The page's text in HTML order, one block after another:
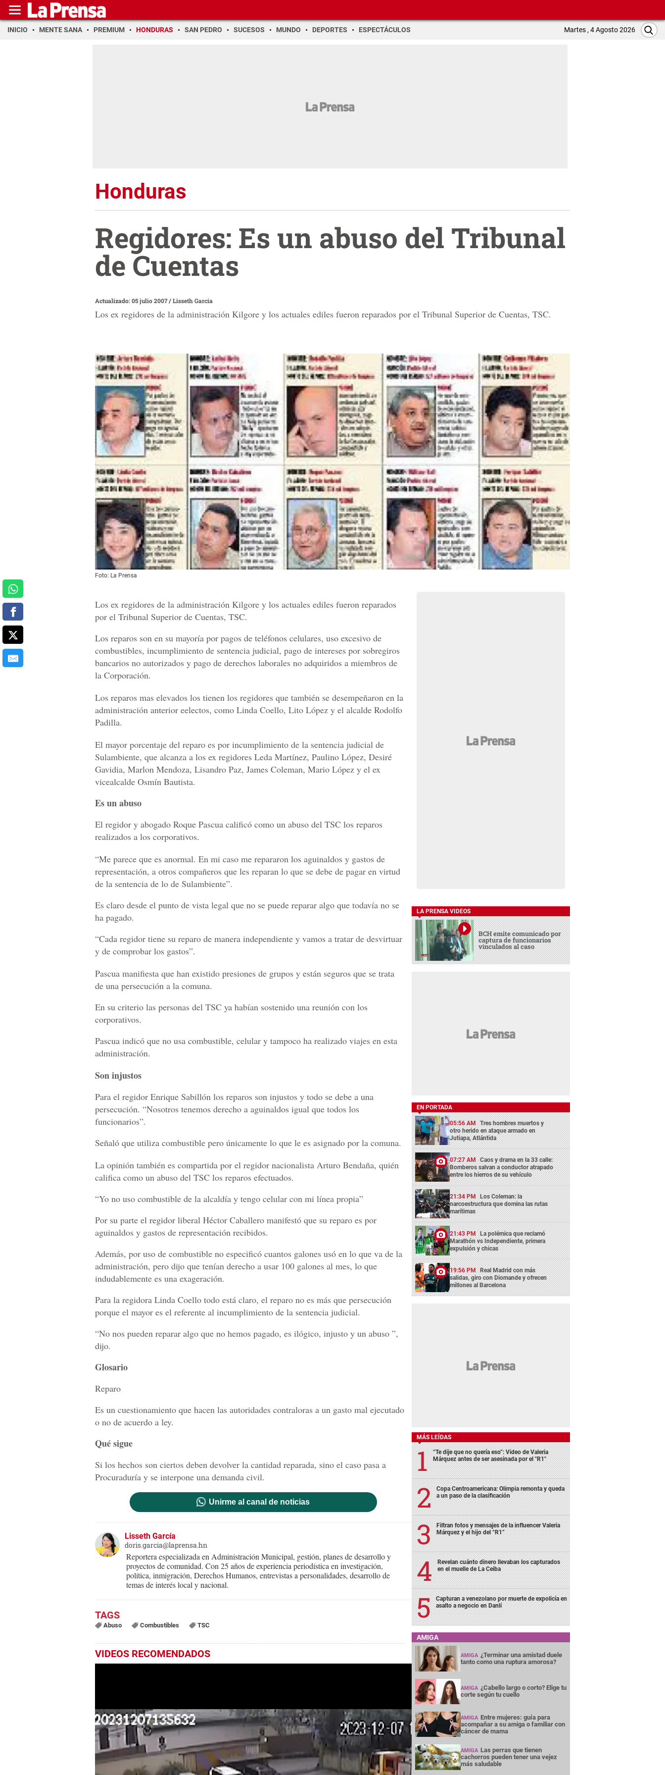
INICIO MENTE SANA PREMIUM HONDURAS SAN PEDRO SUCESOS MUNDO DEPORTES ESPECTÁCULOS Martes , 4 Agosto 2026
Honduras
Regidores: Es un abuso del Tribunal
de Cuentas
Actualizado: 05 julio 2007/Lisseth García
Los ex regidores de la administración Kilgore y los actuales ediles fueron reparados por el Tribunal Superior de Cuentas, TSC.
Foto: La Prensa
Los ex regidores de la administración Kilgore y los actuales ediles fueron reparados
por el Tribunal Superior de Cuentas, TSC.
Los reparos son en su mayoría por pagos de teléfonos celulares, uso excesivo de
combustibles, incumplimiento de sentencia judicial, pago de intereses por sobregiros
bancarios no autorizados y pago de derechos laborales no adquiridos a miembros de
la Corporación.
Los reparos mas elevados los tienen los regidores que también se desempeñaron en la
administración anterior eelectos, como Linda Coello, Lito López y el alcalde Rodolfo
Padilla.
El mayor porcentaje del reparo es por incumplimiento de la sentencia judicial de
Sulambiente, que alcanza a los ex regidores Leda Martínez, Paulino López, Desiré
Gavidia, Marlon Mendoza, Lisandro Paz, James Coleman, Mario López y el ex
vicealcalde Osmín Bautista.
Es un abuso
El regidor y abogado Roque Pascua calificó como un abuso del TSC los reparos
realizados a los corporativos.
“Me parece que es anormal. En mi caso me repararon los aguinaldos y gastos de
representación, a otros compañeros que les reparan lo que se debe de pagar en virtud
de la sentencia de lo de Sulambiente”.
Es claro desde el punto de vista legal que no se puede reparar algo que todavía no se
ha pagado.
“Cada regidor tiene su reparo de manera independiente y vamos a tratar de desvirtuar
y de comprobar los gastos”.
Pascua manifiesta que han existido presiones de grupos y están seguros que se trata
de una persecución a la comuna.
En su criterio las personas del TSC ya habían sostenido una reunión con los
corporativos.
Pascua indicó que no usa combustible, celular y tampoco ha realizado viajes en esta
administración.
Son injustos
Para el regidor Enrique Sabillón los reparos son injustos y todo se debe a una
persecución. “Nosotros tenemos derecho a aguinaldos igual que todos los
funcionarios”.
Señaló que utiliza combustible pero únicamente lo que le es asignado por la comuna.
La opinión también es compartida por el regidor nacionalista Arturo Bendaña, quién
califica como un abuso del TSC los reparos efectuados.
“Yo no uso combustible de la alcaldía y tengo celular con mi línea propia”
Por su parte el regidor liberal Héctor Caballero manifestó que su reparo es por
aguinaldos y gastos de representación recibidos.
Además, por uso de combustible no especificó cuantos galones usó en lo que va de la
administración, pero dijo que tenían derecho a usar 100 galones al mes, lo que
indudablemente es una exageración.
Para la regidora Linda Coello todo está claro, el reparo no es más que persecución
porque el mayor es el referente al incumplimiento de la sentencia judicial.
“No nos pueden reparar algo que no hemos pagado, es ilógico, injusto y un abuso ”,
dijo.
Glosario
Reparo
Es un cuestionamiento que hacen las autoridades contraloras a un gasto mal ejecutado
o no de acuerdo a ley.
Qué sigue
Si los hechos son ciertos deben devolver la cantidad reparada, sino el caso pasa a
Procuraduría y se interpone una demanda civil.
Unirme al canal de noticias
Lisseth García
doris.garcia@laprensa.hn
Reportera especializada en Administración Municipal, gestión, planes de desarrollo y
proyectos de comunidad. Con 25 años de experiencia periodística en investigación,
política, inmigración, Derechos Humanos, entrevistas a personalidades, desarrollo de
temas de interés local y nacional.
Abuso Combustibles TSC
VIDEOS RECOMENDADOS
LA PRENSA VIDEOS
BCH emite comunicado por
captura de funcionarios
vinculados al caso
EN PORTADA
05:56 AM Tres hombres muertos y
otro herido en ataque armado en
Jutiapa, Atlántida
07:27 AM Caos y drama en la 33 calle:
Bomberos salvan a conductor atrapado
entre los hierros de su vehículo
21:34 PM Los Coleman: la
narcoestructura que domina las rutas
marítimas
21:43 PM La polémica que reclamó
Marathón vs Independiente, primera
expulsión y chicas
19:56 PM Real Madrid con más
salidas, giro con Diomande y ofrecen
millones al Barcelona
MÁS LEÍDAS
“Te dije que no quería eso”: Video de Valeria
Márquez antes de ser asesinada por el "R1"
Copa Centroamericana: Olimpia remonta y queda
a un paso de la clasificación
Filtran fotos y mensajes de la influencer Valeria
Márquez y el hijo del “R1”
Revelan cuánto dinero llevaban los capturados
en el muelle de La Ceiba
Capturan a venezolano por muerte de expolicía en
asalto a negocio en Danlí
AMIGA
AMIGA ¿Terminar una amistad duele
tanto como una ruptura amorosa?
AMIGA ¿Cabello largo o corto? Elige tu
corte según tu cuello
AMIGA Entre mujeres: guía para
acompañar a su amiga o familiar con
cáncer de mama
AMIGA Las perras que tienen
cachorros pueden tener una vejez
más saludable